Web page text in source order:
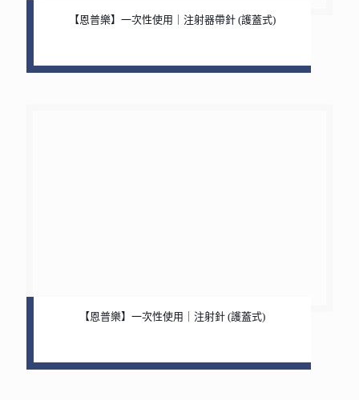
【恩普樂】一次性使用｜注射器帶針 (護蓋式)
【恩普樂】一次性使用｜注射針 (護蓋式)